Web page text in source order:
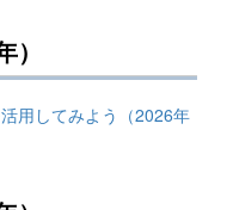
用してみよう（2026年